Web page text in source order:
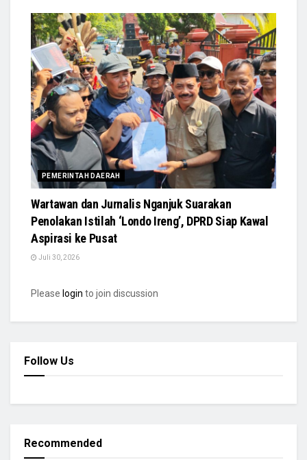
PEMERINTAH DAERAH
Wartawan dan Jurnalis Nganjuk Suarakan
Penolakan Istilah ‘Londo Ireng’, DPRD Siap Kawal
Aspirasi ke Pusat
Juli 30, 2026
Please login to join discussion
Follow Us
Recommended